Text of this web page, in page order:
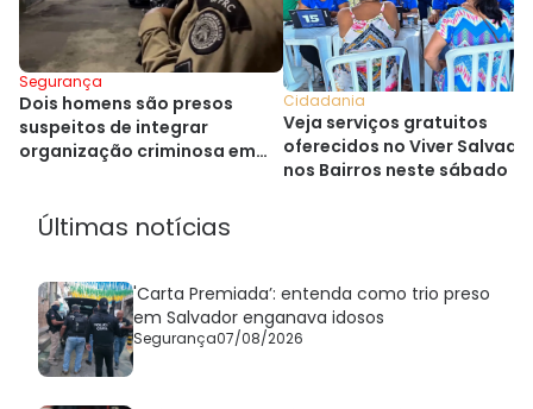
Segurança
Dois homens são presos
suspeitos de integrar
organização criminosa em
Cidadania
Veja serviços gratuitos
oferecidos no Viver
nos Bairros neste sábado
Últimas notícias
'Carta Premiada’: entenda como trio preso
em Salvador enganava idosos
Segurança07/08/2026